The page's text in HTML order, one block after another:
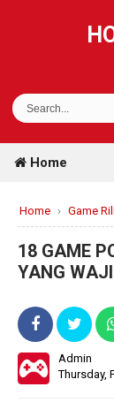
Home
Home › Game
18 GAME
YANG
Admin
Thursday,